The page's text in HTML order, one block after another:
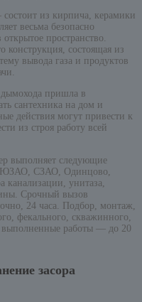
состоит из кирпича, керамики
весьма безопасно
пространство.
конструкция, состоящая из
вывода газа и продуктов
дымохода пришла в
сантехника на дом и
действия могут привести к
из строя работу всей
выполняет следующие
ЮЗАО, СЗАО, Одинцово,
канализации, унитаза,
Срочный вызов
24 часа. Подбор, монтаж,
фекального, скважинного,
выполненные работы — до 20
засора